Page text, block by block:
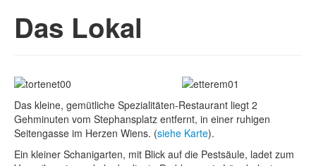
Das Lokal
Das kleine, gemütliche Spezialitäten-Restaurant liegt 2
Gehminuten vom Stephansplatz entfernt, in einer ruhigen
Seitengasse im Herzen Wiens. (siehe Karte).
Ein kleiner Schanigarten, mit Blick auf die Pestsäule, ladet zum